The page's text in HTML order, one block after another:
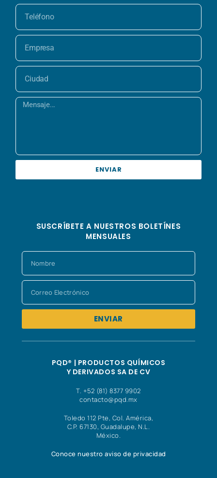
ENVIAR
SUSCRÍBETE A NUESTROS BOLETÍNES
MENSUALES
ENVIAR
PQD® | PRODUCTOS QUÍMICOS
Y DERIVADOS SA DE CV
T. +52 (81) 8377 9902
contacto@pqd.mx
Toledo 112 Pte, Col. América,
C.P. 67130, Guadalupe, N.L.
México.
Conoce nuestro aviso de privacidad